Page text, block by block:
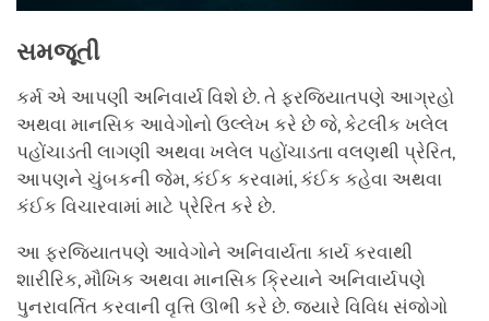
સમજૂતી
કર્મ એ આપણી અનિવાર્ય વિશે છે. તે ફરજિયાતપણે આગ્રહો
અથવા માનસિક આવેગોનો ઉલ્લેખ કરે છે જે, કેટલીક ખલેલ
પહોંચાડતી લાગણી અથવા ખલેલ પહોંચાડતા વલણથી પ્રેરિત,
આપણને ચુંબકની જેમ, કંઈક કરવામાં, કંઈક કહેવા અથવા
કંઈક વિચારવામાં માટે પ્રેરિત કરે છે.
આ ફરજિયાતપણે આવેગોને અનિવાર્યતા કાર્ય કરવાથી
શારીરિક, મૌખિક અથવા માનસિક ક્રિયાને અનિવાર્યપણે
પુનરાવર્તિત કરવાની વૃત્તિ ઊભી કરે છે. જ્યારે વિવિધ સંજોગો